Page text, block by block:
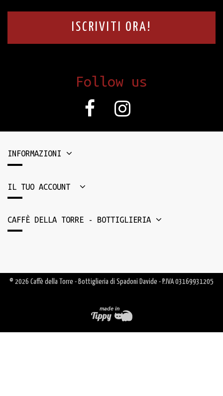
ISCRIVITI ORA!
Follow us
INFORMAZIONI
IL TUO ACCOUNT
CAFFÈ DELLA TORRE - BOTTIGLIERIA
© 2026 Caffè della Torre - Bottiglieria di Spadoni Davide - P.IVA 03169931205